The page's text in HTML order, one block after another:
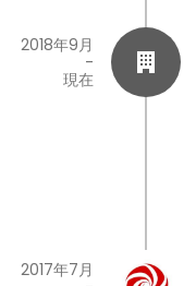
2018年9月
-
現在
2017年7月